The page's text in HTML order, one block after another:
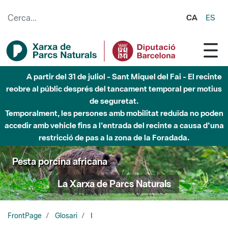
CA ES
A partir del 31 de juliol - Sant Miquel del Fai - El recinte
reobre al públic després del tancament temporal per motius
de seguretat.
Temporalment, les persones amb mobilitat reduïda no poden
accedir amb vehicle fins a l'entrada del recinte a causa d'una
restricció de pas a la zona de la Foradada.
Pesta porcina africana
La Xarxa de Parcs Naturals
FrontPage Glosari